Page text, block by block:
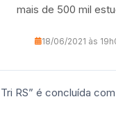
mais de 500 mil
18/06/2021 às